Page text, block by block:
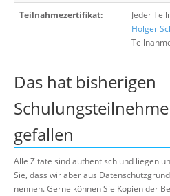
Teilnahmezertifikat: Jeder
Holger
Das hat bisherigen
gefallen
Alle Zitate sind authentisch und liegen
Sie, dass wir aber aus
nennen. Gerne können Sie Kopien der